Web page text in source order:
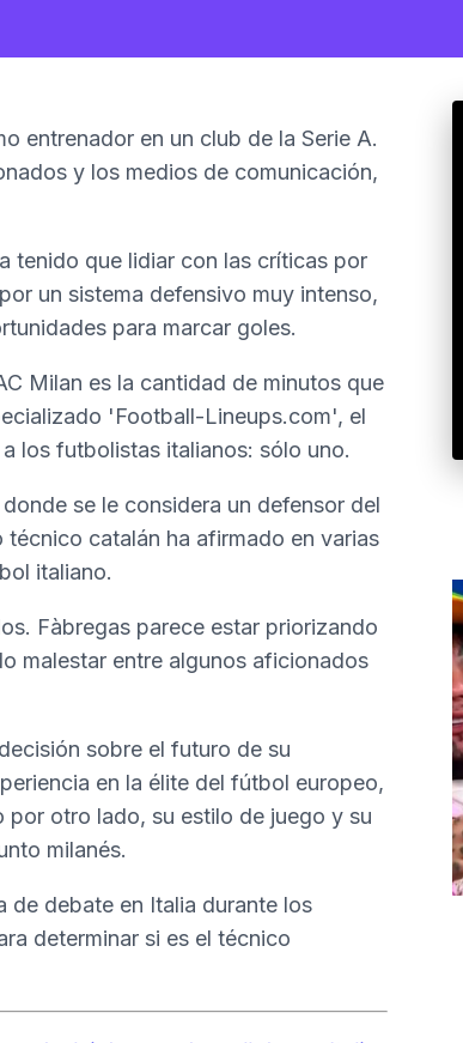
entrenador en un club de la Serie A.
y los medios de comunicación,
tenido que lidiar con las críticas por
un sistema defensivo muy intenso,
para marcar goles.
Milan es la cantidad de minutos que
'Football-Lineups.com', el
los futbolistas italianos: sólo uno.
se le considera un defensor del
catalán ha afirmado en varias
italiano.
Fàbregas parece estar priorizando
malestar entre algunos aficionados
sobre el futuro de su
en la élite del fútbol europeo,
otro lado, su estilo de juego y su
milanés.
de debate en Italia durante los
determinar si es el técnico